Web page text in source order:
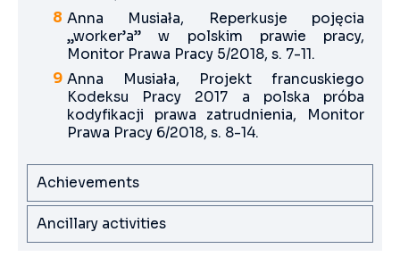
Anna Musiała, Reperkusje pojęcia
„worker’a” w polskim prawie pracy,
Monitor Prawa Pracy 5/2018, s. 7-11.
Anna Musiała, Projekt francuskiego
Kodeksu Pracy 2017 a polska próba
kodyfikacji prawa zatrudnienia, Monitor
Prawa Pracy 6/2018, s. 8-14.
Achievements
Ancillary activities